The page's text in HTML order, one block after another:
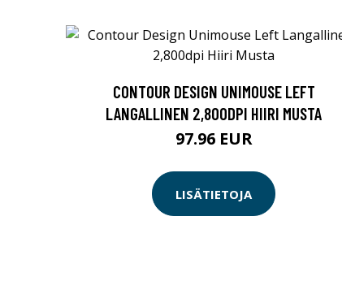
CONTOUR DESIGN UNIMOUSE LEFT
LANGALLINEN 2,800DPI HIIRI MUSTA
97.96 EUR
LISÄTIETOJA